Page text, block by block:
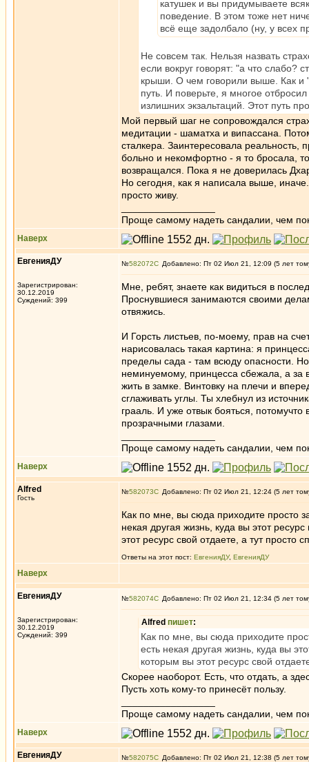
катушек и вы придумываете
поведение. В этом тоже нет
всё еще задолбало (ну, у всех
Не совсем так. Нельзя назвать
если вокруг говорят: "а что слабо?
крыши. О чем говорили выше. Как и
путь. И поверьте, я многое
излишних экзальтаций. Этот путь
Мой первый шаг не сопровождался
медитации - шаматха и випассана.
сталкера. Заинтересовала
больно и некомфортно - я то бросала,
возвращался. Пока я не доверилась
Но сегодня, как я написала выше,
просто живу.
Проще самому надеть сандалии, чем
Наверх
ЕвгенияДУ
Зарегистрирован:
30.12.2019
Суждений: 399
№582072 Добавлено: Пт 02 Июл 21, 12:09 (5 лет
Мне, ребят, знаете как видиться в
Проснувшиеся занимаются своими
отвяжись.
И Горсть листьев, по-моему, прав на
нарисовалась такая картина: я
пределы сада - там всюду опасности.
неминуемому, принцесса сбежала, а за
жить в замке. Винтовку на плечи и
сглаживать углы. Ты хлебнул из
грааль. И уже отвык бояться,
прозрачными глазами.
Проще самому надеть сандалии, чем
Наверх
Alfred
Гость
№582073 Добавлено: Пт 02 Июл 21, 12:24 (5 лет
Как по мне, вы сюда приходите просто
некая другая жизнь, куда вы этот
этот ресурс свой отдаете, а тут просто
Ответы на этот пост: ЕвгенияДУ, ЕвгенияДУ
Наверх
ЕвгенияДУ
Зарегистрирован:
30.12.2019
Суждений: 399
№582074 Добавлено: Пт 02 Июл 21, 12:34 (5 лет
Alfred пишет:
Как по мне, вы сюда приходите
есть некая другая жизнь, куда вы
которым вы этот ресурс свой
Скорее наоборот. Есть, что отдать, а
Пусть хоть кому-то принесёт пользу.
Проще самому надеть сандалии, чем
Наверх
ЕвгенияДУ №582075 Добавлено: Пт 02 Июл 21, 12:38 (5 лет